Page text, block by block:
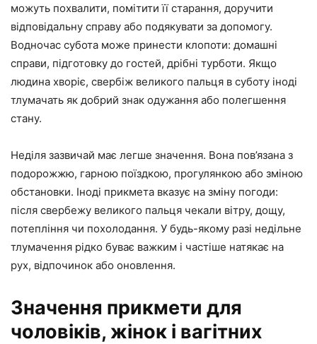
можуть похвалити, помітити її старання, доручити
відповідальну справу або подякувати за допомогу.
Водночас субота може принести клопоти: домашні
справи, підготовку до гостей, дрібні турботи. Якщо
людина хворіє, свербіж великого пальця в суботу іноді
тлумачать як добрий знак одужання або полегшення
стану.
Неділя зазвичай має легше значення. Вона пов’язана з
подорожжю, гарною поїздкою, прогулянкою або зміною
обстановки. Іноді прикмета вказує на зміну погоди:
після свербежу великого пальця чекали вітру, дощу,
потепління чи похолодання. У будь-якому разі недільне
тлумачення рідко буває важким і частіше натякає на
рух, відпочинок або оновлення.
Значення прикмети для
чоловіків, жінок і вагітних